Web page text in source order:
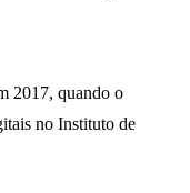
2017, quando o
no Instituto de